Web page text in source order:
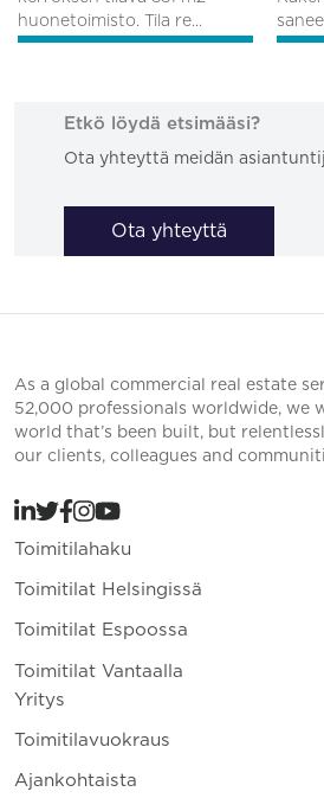
huonetoimisto. Tila re...
Etkö löydä etsimääsi?
Ota yhteyttä meidän
Ota yhteyttä
As a global commercial real estate
52,000 professionals worldwide, we
world that’s been built, but
our clients, colleagues and
Toimitilahaku
Toimitilat Helsingissä
Toimitilat Espoossa
Toimitilat Vantaalla
Yritys
Toimitilavuokraus
Ajankohtaista